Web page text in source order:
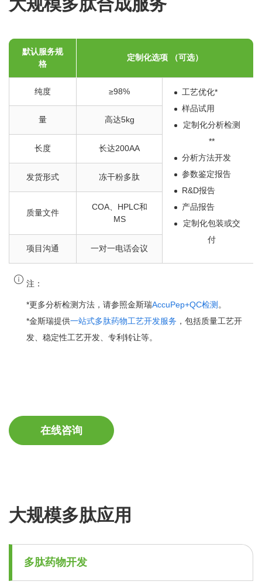
默认服务规
格
定制化选项 （可选）
纯度 ≥98%
工艺优化*
样品试用
定制化分析检测
**
分析方法开发
参数鉴定报告
R&D报告
产品报告
定制化包装或交
付
量 高达5kg
长度 长达200AA
发货形式 冻干粉多肽
质量文件
COA、HPLC和
MS
项目沟通 一对一电话会议
注：
*更多分析检测方法，请参照金斯瑞AccuPep+QC检测 。
*金斯瑞提供一站式多肽药物工艺开发服务 ，包括质量工艺开
发、稳定性工艺开发、专利转让等。
在线咨询
大规模多肽应用
多肽药物开发